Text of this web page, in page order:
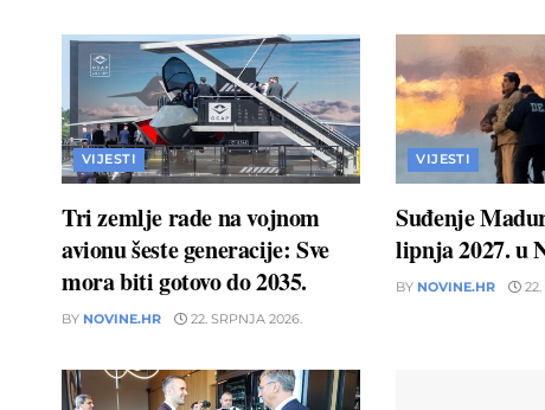
VIJESTI
Tri zemlje rade na vojnom
avionu šeste generacije: Sve
mora biti gotovo do 2035.
BY NOVINE.HR 22. SRPNJA 2026.
VIJESTI
Suđenje
lipnja 2027. u
BY NOVINE.HR